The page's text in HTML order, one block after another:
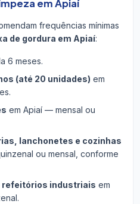
em Apiaí
frequências mínimas
de gordura em Apiaí:
6 meses.
(até 20 unidades) em
em Apiaí — mensal ou
lanchonetes e cozinhas
ou mensal, conforme
refeitórios industriais em